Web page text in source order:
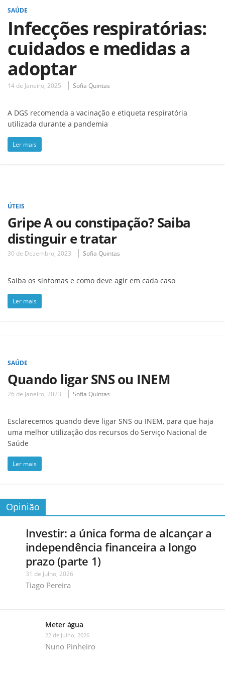
SAÚDE
Infecções respiratórias:
cuidados e medidas a
adoptar
14 de Janeiro, 2025 Sofia Quintas
A DGS recomenda a vacinação e etiqueta respiratória
utilizada durante a pandemia
Ler mais
ÚTEIS
Gripe A ou constipação? Saiba
distinguir e tratar
30 de Dezembro, 2023 Sofia Quintas
Saiba os sintomas e como deve agir em cada caso
Ler mais
SAÚDE
Quando ligar SNS ou INEM
26 de Janeiro, 2023 Sofia Quintas
Esclarecemos quando deve ligar SNS ou INEM, para que haja
uma melhor utilização dos recursos do Serviço Nacional de
Saúde
Ler mais
Opinião
Investir: a única forma de alcançar a
independência financeira a longo
prazo (parte 1)
31 de Julho, 2026
Tiago Pereira
Meter água
22 de Julho, 2026
Nuno Pinheiro